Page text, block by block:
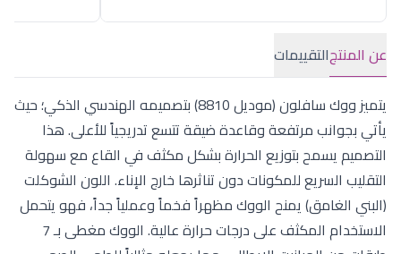
عن المنتجالتقييمات
يتميز ووك سافلون (موديل 8810) بتصميمه الهندسي الذكي؛ حيث
يأتي بجوانب مرتفعة وقاعدة ضيقة تتسع تدريجياً للأعلى. هذا
التصميم يسمح بتوزيع الحرارة بشكل مكثف في القاع مع سهولة
التقليب السريع للمكونات دون تناثرها خارج الإناء. اللون الشوكلت
(البني الغامق) يمنح الووك مظهراً فخماً وعملياً جداً، فهو يتحمل
الاستخدام المكثف على درجات حرارة عالية. الووك مغطى بـ 7